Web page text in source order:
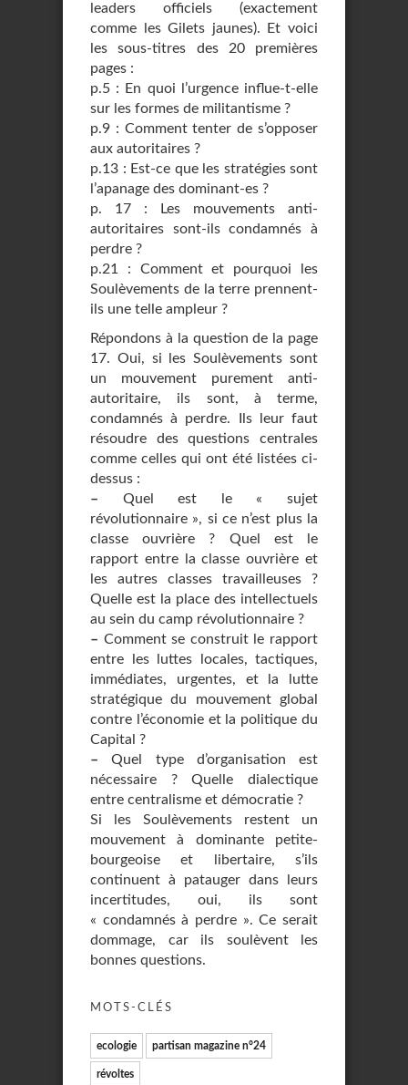
leaders officiels (exactement
comme les Gilets jaunes). Et voici
les sous-titres des 20 premières
pages :
p.5 : En quoi l’urgence influe-t-elle
sur les formes de militantisme ?
p.9 : Comment tenter de s’opposer
aux autoritaires ?
p.13 : Est-ce que les stratégies sont
l’apanage des dominant-es ?
p. 17 : Les mouvements anti-
autoritaires sont-ils condamnés à
perdre ?
p.21 : Comment et pourquoi les
Soulèvements de la terre prennent-
ils une telle ampleur ?
Répondons à la question de la page
17. Oui, si les Soulèvements sont
un mouvement purement anti-
autoritaire, ils sont, à terme,
condamnés à perdre. Ils leur faut
résoudre des questions centrales
comme celles qui ont été listées ci-
dessus :
– Quel est le « sujet
révolutionnaire », si ce n’est plus la
classe ouvrière ? Quel est le
rapport entre la classe ouvrière et
les autres classes travailleuses ?
Quelle est la place des intellectuels
au sein du camp révolutionnaire ?
– Comment se construit le rapport
entre les luttes locales, tactiques,
immédiates, urgentes, et la lutte
stratégique du mouvement global
contre l’économie et la politique du
Capital ?
– Quel type d’organisation est
nécessaire ? Quelle dialectique
entre centralisme et démocratie ?
Si les Soulèvements restent un
mouvement à dominante petite-
bourgeoise et libertaire, s’ils
continuent à patauger dans leurs
incertitudes, oui, ils sont
« condamnés à perdre ». Ce serait
dommage, car ils soulèvent les
bonnes questions.
MOTS-CLÉS
ecologie partisan magazine n°24
révoltes